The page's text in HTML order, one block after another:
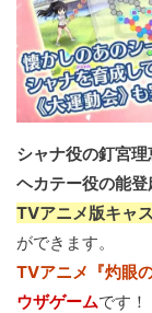
シャナ役の釘宮理
ヘカテー役の能
TVアニメ版キャ
ができます。
TVアニメ『灼眼
ウザゲームです！